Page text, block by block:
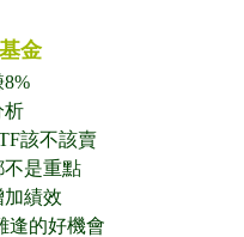
金
析
該不該賣
不是重點
加績效
逢的好機會